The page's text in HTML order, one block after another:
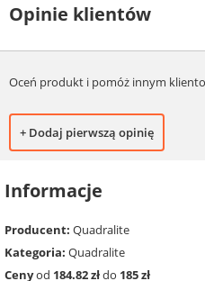
Opinie klientów
Oceń produkt i pomóż innym
+ Dodaj pierwszą opinię
Informacje
Producent: Quadralite
Kategoria: Quadralite
Cenyod 184.82 złdo 185 zł